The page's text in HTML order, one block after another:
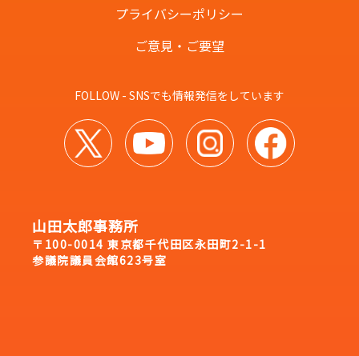
プライバシーポリシー
ご意見・ご要望
FOLLOW - SNSでも情報発信をしています
山田太郎事務所
〒100-0014 東京都千代田区永田町2-1-1
参議院議員会館623号室